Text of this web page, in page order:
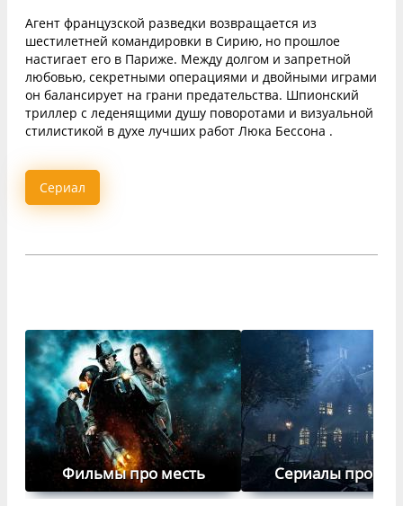
Агент французской разведки возвращается из
шестилетней командировки в Сирию, но прошлое
настигает его в Париже. Между долгом и запретной
любовью, секретными операциями и двойными играми
он балансирует на грани предательства. Шпионский
триллер с леденящими душу поворотами и визуальной
стилистикой в духе лучших работ Люка Бессона .
Сериал
Фильмы про месть Сериалы про